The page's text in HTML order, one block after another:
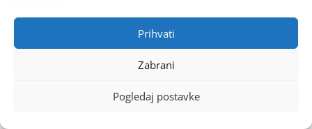
Prihvati
Zabrani
Pogledaj postavke